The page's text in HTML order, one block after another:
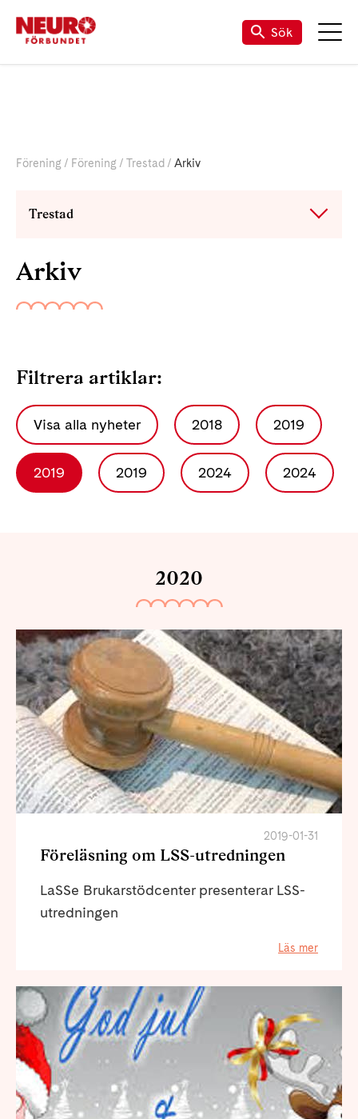
Sök
Förening Förening Trestad Arkiv
Trestad
Arkiv
Filtrera artiklar:
Visa alla nyheter 2018 2019
2019 2019 2024 2024
2020
2019-01-31
Föreläsning om LSS-utredningen
LaSSe Brukarstödcenter presenterar LSS-
utredningen
Läs mer